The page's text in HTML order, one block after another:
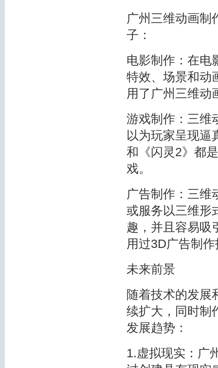
广州三维动画制
子：
电影制作：在电
特效、场景和动
用了广州三维动
游戏制作：三维
以为玩家呈现逼
和《闪灵2》都
戏。
广告制作：三维
或服务以三维形
趣，并且容易吸
用过3D广告制
未来前景
随着技术的发展
续扩大，同时制
发展趋势：
1.虚拟现实：广